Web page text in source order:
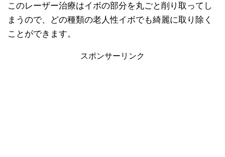
このレーザー治療はイボの部分を丸ごと削り取ってし
まうので、どの種類の老人性イボでも綺麗に取り除く
ことができます。
スポンサーリンク